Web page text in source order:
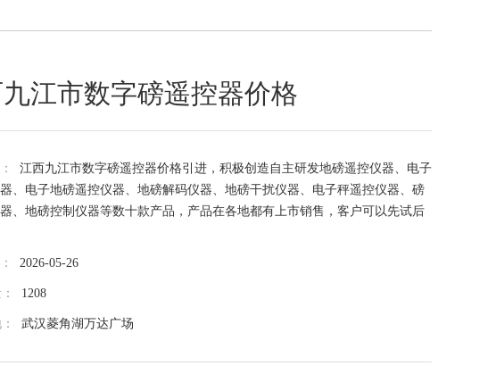
江市数字磅遥控器价格
江西九江市数字磅遥控器价格引进，积极创造自主研发地磅遥控仪器、电子
、电子地磅遥控仪器、地磅解码仪器、地磅干扰仪器、电子秤遥控仪器、磅
、地磅控制仪器等数十款产品，产品在各地都有上市销售，客户可以先试后
2026-05-26
1208
武汉菱角湖万达广场